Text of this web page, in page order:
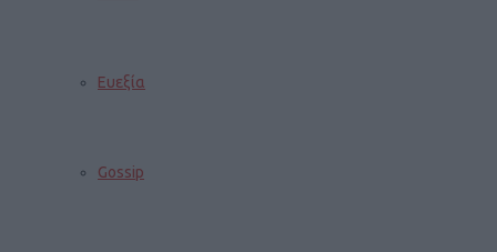
Ευεξία
Gossip